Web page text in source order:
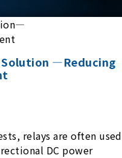
—Reducing
relays are often
DC power